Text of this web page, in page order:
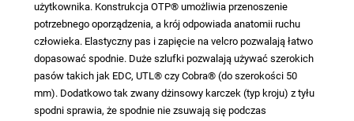
użytkownika. Konstrukcja OTP® umożliwia przenoszenie
potrzebnego oporządzenia, a krój odpowiada anatomii ruchu
człowieka. Elastyczny pas i zapięcie na velcro pozwalają łatwo
dopasować spodnie. Duże szlufki pozwalają używać szerokich
pasów takich jak EDC, UTL® czy Cobra® (do szerokości 50
mm). Dodatkowo tak zwany dżinsowy karczek (typ kroju) z tyłu
spodni sprawia, że spodnie nie zsuwają się podczas